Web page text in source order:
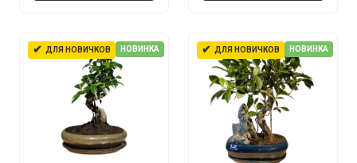
✔ ДЛЯ НОВИЧКОВ НОВИНКА ✔ ДЛЯ НОВИЧКОВ НОВИНКА